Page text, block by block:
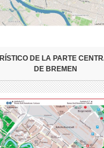
DE LA PARTE
DE BREMEN